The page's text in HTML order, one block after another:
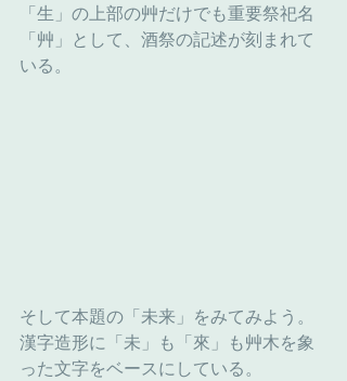
「生」の上部の艸だけでも重要祭祀名
「艸」として、酒祭の記述が刻まれて
いる。
そして本題の「未来」をみてみよう。
漢字造形に「未」も「來」も艸木を象
った文字をベースにしている。